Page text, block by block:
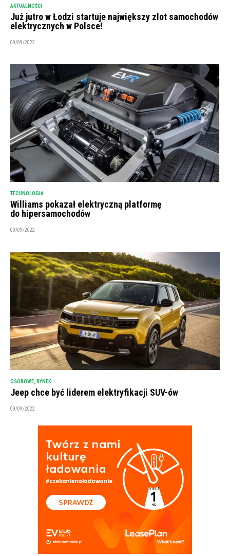
AKTUALNOŚCI
Już jutro w Łodzi startuje największy zlot samochodów
elektrycznych w Polsce!
09/09/2022
TECHNOLOGIA
Williams pokazał elektryczną platformę
do hipersamochodów
09/09/2022
OSOBOWE RYNEK
Jeep chce być liderem elektryfikacji SUV-ów
09/09/2022